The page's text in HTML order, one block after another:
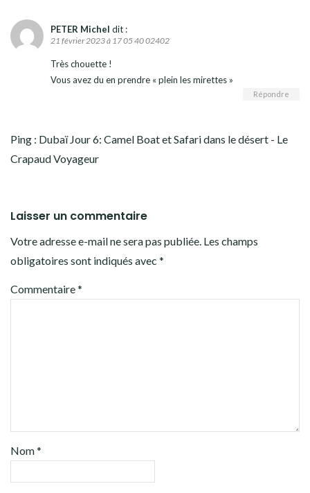
PETER Michel dit :
21 février 2023 à 17 05 40 02402
Très chouette !
Vous avez du en prendre « plein les mirettes »
Répondre
Ping : Dubaï Jour 6: Camel Boat et Safari dans le désert - Le
Crapaud Voyageur
Laisser un commentaire
Votre adresse e-mail ne sera pas publiée. Les champs
obligatoires sont indiqués avec *
Commentaire*
Nom*